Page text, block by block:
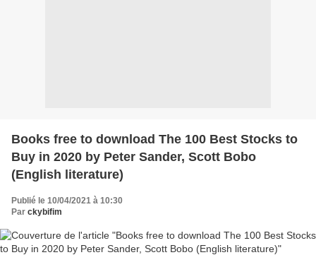
Books free to download The 100 Best Stocks to
Buy in 2020 by Peter Sander, Scott Bobo
(English literature)
Publié le 10/04/2021 à 10:30
Par ckybifim